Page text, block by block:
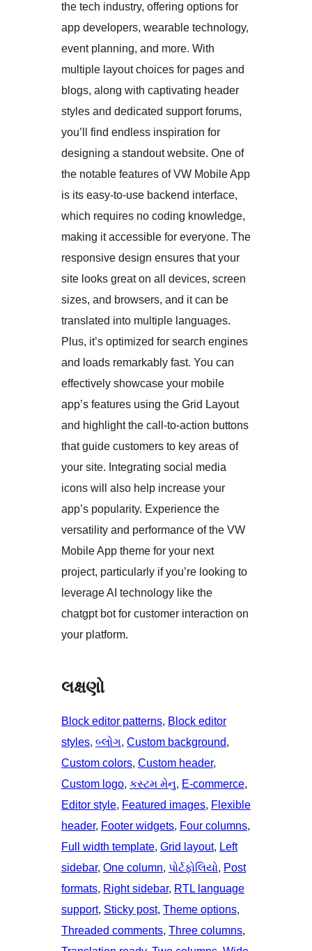
the tech industry, offering options for
app developers, wearable technology,
event planning, and more. With
multiple layout choices for pages and
blogs, along with captivating header
styles and dedicated support forums,
you’ll find endless inspiration for
designing a standout website. One of
the notable features of VW Mobile App
is its easy-to-use backend interface,
which requires no coding knowledge,
making it accessible for everyone. The
responsive design ensures that your
site looks great on all devices, screen
sizes, and browsers, and it can be
translated into multiple languages.
Plus, it’s optimized for search engines
and loads remarkably fast. You can
effectively showcase your mobile
app’s features using the Grid Layout
and highlight the call-to-action buttons
that guide customers to key areas of
your site. Integrating social media
icons will also help increase your
app’s popularity. Experience the
versatility and performance of the VW
Mobile App theme for your next
project, particularly if you’re looking to
leverage AI technology like the
chatgpt bot for customer interaction on
your platform.
લક્ષણો
Block editor patterns, Block editor
styles, બ્લોગ, Custom background
Custom colors, Custom header
Custom logo, કસ્ટમ મેનુ, E-commerce
Editor style, Featured images, Flexible
header, Footer widgets, Four columns
Full width template, Grid layout, Left
sidebar, One column, પોર્ટફોલિયો, Post
formats, Right sidebar, RTL language
support, Sticky post, Theme options
Threaded comments, Three columns